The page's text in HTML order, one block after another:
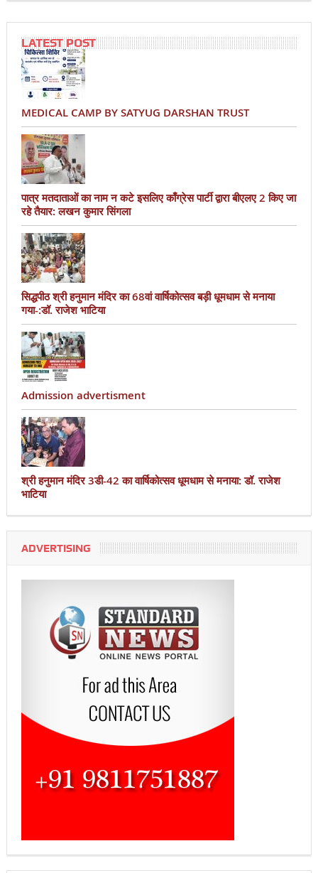
LATEST POST
MEDICAL CAMP BY SATYUG DARSHAN TRUST
पात्र मतदाताओं का नाम न कटे इसलिए काँग्रेस पार्टी द्वारा बीएलए 2 किए जा
रहे तैयार: लखन कुमार सिंगला
सिद्धपीठ श्री हनुमान मंदिर का 68वां वार्षिकोत्सव बड़ी धूमधाम से मनाया
गया-:डॉ. राजेश भाटिया
Admission advertisment
श्री हनुमान मंदिर 3डी-42 का वार्षिकोत्सव धूमधाम से मनाया: डॉ. राजेश
भाटिया
ADVERTISING